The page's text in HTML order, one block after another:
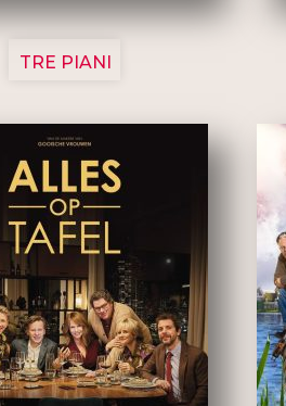
3129
TRE PIANI